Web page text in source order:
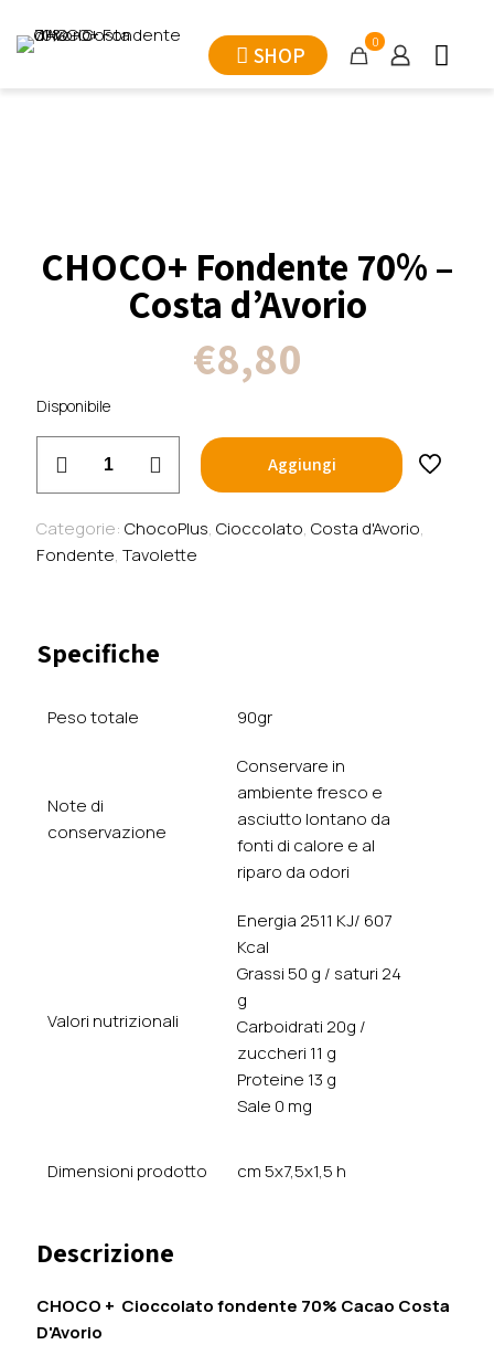
SHOP
0
CHOCO+ Fondente 70% –
Costa d’Avorio
€8,80
Disponibile
Fondente
70%
-
Costa
Aggiungi
Categorie: ChocoPlus, Cioccolato, Costa d'Avorio,
Fondente, Tavolette
Specifiche
Peso totale 90gr
Note di
conservazione
Conservare in
ambiente fresco e
asciutto lontano da
fonti di calore e al
riparo da odori
Valori nutrizionali
Energia 2511 KJ/ 607
Kcal
Grassi 50 g / saturi 24
g
Carboidrati 20g /
zuccheri 11 g
Proteine 13 g
Sale 0 mg
Dimensioni prodotto cm 5x7,5x1,5 h
Descrizione
CHOCO + Cioccolato fondente 70% Cacao Costa
D'Avorio